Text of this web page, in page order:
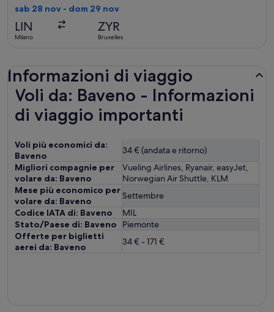
sab 28 nov - dom 29 nov
LIN
Milano
ZYR
Bruxelles
Informazioni di viaggio
Voli da: Baveno - Informazioni
di viaggio importanti
Voli più economici da:
Baveno
34 € (andata e ritorno)
Migliori compagnie per
volare da: Baveno
Vueling Airlines, Ryanair, easyJet,
Norwegian Air Shuttle, KLM
Mese più economico per
volare da: Baveno
Settembre
Codice IATA di: Baveno
MIL
Stato/Paese di: Baveno
Piemonte
Offerte per biglietti
aerei da: Baveno
34 € - 171 €